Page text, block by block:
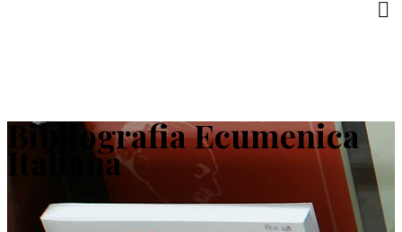
Bibliografia Ecumenica
Italiana